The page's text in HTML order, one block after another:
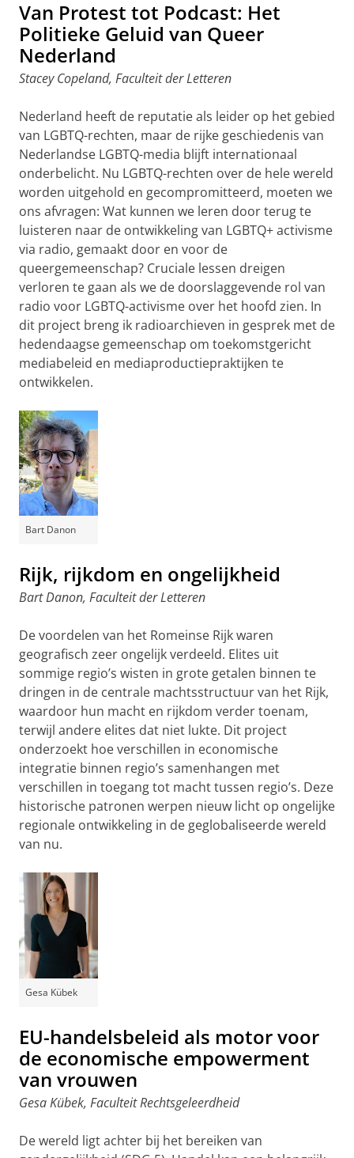
Van Protest tot Podcast: Het
Politieke Geluid van Queer
Nederland
Stacey Copeland, Faculteit der Letteren
Nederland heeft de reputatie als leider op het gebied
van LGBTQ-rechten, maar de rijke geschiedenis van
Nederlandse LGBTQ-media blijft internationaal
onderbelicht. Nu LGBTQ-rechten over de hele wereld
worden uitgehold en gecompromitteerd, moeten we
ons afvragen: Wat kunnen we leren door terug te
luisteren naar de ontwikkeling van LGBTQ+ activisme
via radio, gemaakt door en voor de
queergemeenschap? Cruciale lessen dreigen
verloren te gaan als we de doorslaggevende rol van
radio voor LGBTQ-activisme over het hoofd zien. In
dit project breng ik radioarchieven in gesprek met de
hedendaagse gemeenschap om toekomstgericht
mediabeleid en mediaproductiepraktijken te
ontwikkelen.
Bart Danon
Rijk, rijkdom en ongelijkheid
Bart Danon, Faculteit der Letteren
De voordelen van het Romeinse Rijk waren
geografisch zeer ongelijk verdeeld. Elites uit
sommige regio’s wisten in grote getalen binnen te
dringen in de centrale machtsstructuur van het Rijk,
waardoor hun macht en rijkdom verder toenam,
terwijl andere elites dat niet lukte. Dit project
onderzoekt hoe verschillen in economische
integratie binnen regio’s samenhangen met
verschillen in toegang tot macht tussen regio’s. Deze
historische patronen werpen nieuw licht op ongelijke
regionale ontwikkeling in de geglobaliseerde wereld
van nu.
Gesa Kübek
EU-handelsbeleid als motor voor
de economische empowerment
van vrouwen
Gesa Kübek, Faculteit Rechtsgeleerdheid
De wereld ligt achter bij het bereiken van